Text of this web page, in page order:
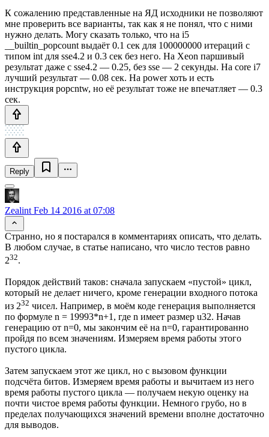
К сожалению представленные на ЯД исходники не позволяют
мне проверить все варианты, так как я не понял, что с ними
нужно делать. Могу сказать только, что на i5
__builtin_popcount выдаёт 0.1 сек для 100000000 итераций с
типом int для sse4.2 и 0.3 сек без него. На Xeon паршивый
результат даже с sse4.2 — 0.25, без sse — 2 секунды. На core i7
лучший результат — 0.08 сек. На power хоть и есть
инструкция popcntw, но её результат тоже не впечатляет — 0.3
сек.
Reply
Zealint Feb 14 2016 at 07:08
Странно, но я постарался в комментариях описать, что делать.
В любом случае, в статье написано, что число тестов равно
232.
Порядок действий таков: сначала запускаем «пустой» цикл,
который не делает ничего, кроме генерации входного потока
из 232 чисел. Например, в моём коде генерация выполняется
по формуле n = 19993*n+1, где n имеет размер u32. Начав
генерацию от n=0, мы закончим её на n=0, гарантированно
пройдя по всем значениям. Измеряем время работы этого
пустого цикла.
Затем запускаем этот же цикл, но с вызовом функции
подсчёта битов. Измеряем время работы и вычитаем из него
время работы пустого цикла — получаем некую оценку на
почти чистое время работы функции. Немного грубо, но в
пределах получающихся значений времени вполне достаточно
для выводов.